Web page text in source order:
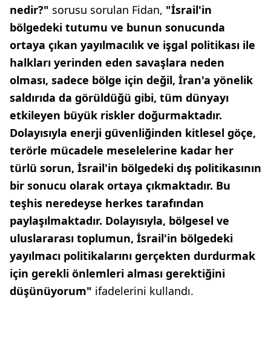
nedir?" sorusu sorulan Fidan, "İsrail'in
bölgedeki tutumu ve bunun sonucunda
ortaya çıkan yayılmacılık ve işgal politikası ile
halkları yerinden eden savaşlara neden
olması, sadece bölge için değil, İran'a yönelik
saldırıda da görüldüğü gibi, tüm dünyayı
etkileyen büyük riskler doğurmaktadır.
Dolayısıyla enerji güvenliğinden kitlesel göçe,
terörle mücadele meselelerine kadar her
türlü sorun, İsrail'in bölgedeki dış politikasının
bir sonucu olarak ortaya çıkmaktadır. Bu
teşhis neredeyse herkes tarafından
paylaşılmaktadır. Dolayısıyla, bölgesel ve
uluslararası toplumun, İsrail'in bölgedeki
yayılmacı politikalarını gerçekten durdurmak
için gerekli önlemleri alması gerektiğini
düşünüyorum" ifadelerini kullandı.